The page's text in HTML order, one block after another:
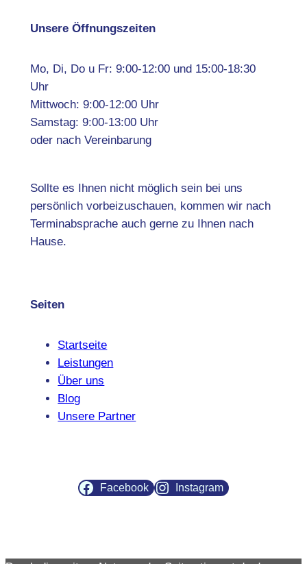
Unsere Öffnungszeiten
Mo, Di, Do u Fr: 9:00-12:00 und 15:00-18:30
Uhr
Mittwoch: 9:00-12:00 Uhr
Samstag: 9:00-13:00 Uhr
oder nach Vereinbarung
Sollte es Ihnen nicht möglich sein bei uns
persönlich vorbeizuschauen, kommen wir nach
Terminabsprache auch gerne zu Ihnen nach
Hause.
Seiten
Startseite
Leistungen
Über uns
Blog
Unsere Partner
Facebook Instagram